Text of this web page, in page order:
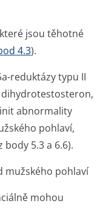
jsou těhotné
4.3).
reduktázy typu II
abnormality
pohlaví,
5.3 a 6.6).
mužského pohlaví
mohou